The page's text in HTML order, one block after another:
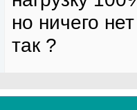
но ничего
так ?